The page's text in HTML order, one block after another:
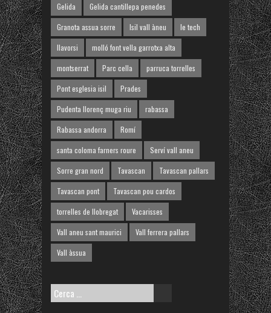
Gelida
Gelida cantillepa penedes
Granota assua sorre
Isil vall àneu
le tech
llavorsi
molló font vella garrotxa alta
montserrat
Parc cella
parruca torrelles
Pont esglesia isil
Prades
Pudenta llorenç muga riu
rabassa
Rabassa andorra
Romí
santa coloma farners roure
Serví vall aneu
Sorre gran nord
Tavascan
Tavascan pallars
Tavascan pont
Tavascan pou cardos
torrelles de llobregat
Vacarisses
Vall aneu sant maurici
Vall ferrera pallars
Vall àssua
Cerca: